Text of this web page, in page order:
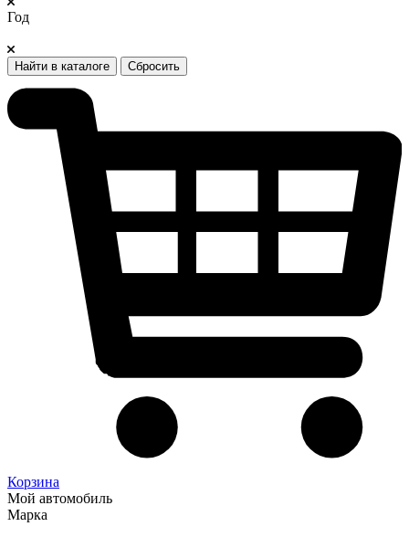
Год
Найти в каталоге Сбросить
Корзина
Мой автомобиль
Марка